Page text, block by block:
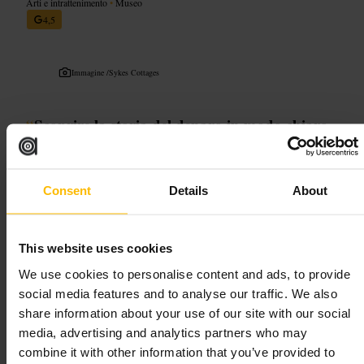
Consent Details About
This website uses cookies
We use cookies to personalise content and ads, to provide
social media features and to analyse our traffic. We also
share information about your use of our site with our social
media, advertising and analytics partners who may
combine it with other information that you’ve provided to
4,5
Immagine /Sykes Cottages
“Scoprire la storia del denaro in modo chiaro
e senza fronzoli.
Adatto a
# Edimburgo Storiadeilsoldi
Cosa aspettarsi
Spazi raccolti e ben ordinati, con vetrine che mostrano monete antiche,
banconote storiche e un baule o cassaforte d’epoca. È pensato per